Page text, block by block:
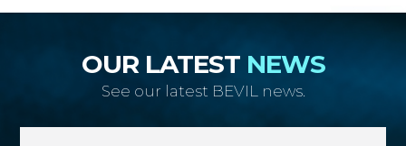
OUR LATEST NEWS
See our latest BEVIL news.